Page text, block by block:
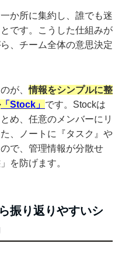
か所に集約し、誰でも迷
です。こうした仕組みが
、チーム全体の意思決定
が、情報をシンプルに整
「Stock」 です。Stockは
め、任意のメンバーにリ
、ノートに『タスク』や
で、管理情報が分散せ
を防げます。
振り返りやすいシ